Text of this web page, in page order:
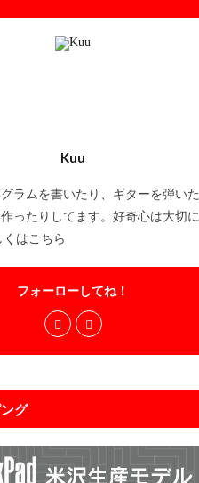
Kuu
ラムを書いたり、ギターを弾いた
ったりしてます。好奇心は大切に
くはこちら
フォーローしてね！
グ